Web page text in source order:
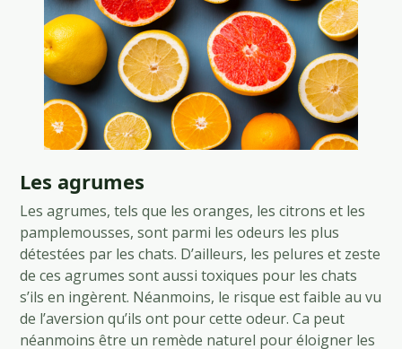
Les agrumes
Les agrumes, tels que les oranges, les citrons et les
pamplemousses, sont parmi les odeurs les plus
détestées par les chats. D’ailleurs, les pelures et zeste
de ces agrumes sont aussi toxiques pour les chats
s’ils en ingèrent. Néanmoins, le risque est faible au vu
de l’aversion qu’ils ont pour cette odeur. Ca peut
néanmoins être un remède naturel pour éloigner les